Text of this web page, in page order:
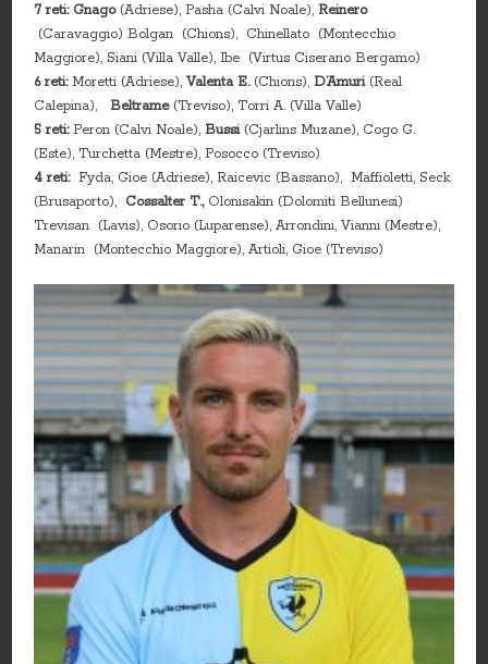
7 reti: Gnago (Adriese), Pasha (Calvi Noale),Reinero
(Caravaggio) Bolgan (Chions), Chinellato (Montecchio
Maggiore), Siani (Villa Valle), Ibe (Virtus Ciserano Bergamo)
6 reti: Moretti (Adriese),Valenta E.(Chions), D’Amuri(Real
Calepina),Beltrame(Treviso), Torri A. (Villa Valle)
5 reti:Peron (Calvi Noale),Bussi(Cjarlins Muzane), Cogo G.
(Este), Turchetta (Mestre), Posocco (Treviso)
4 reti: Fyda, Gioe (Adriese), Raicevic (Bassano), Maffioletti, Seck
(Brusaporto), Cossalter T.,Olonisakin (Dolomiti Bellunesi)
Trevisan (Lavis), Osorio (Luparense), Arrondini, Vianni (Mestre),
Manarin (Montecchio Maggiore), Artioli, Gioe (Treviso)